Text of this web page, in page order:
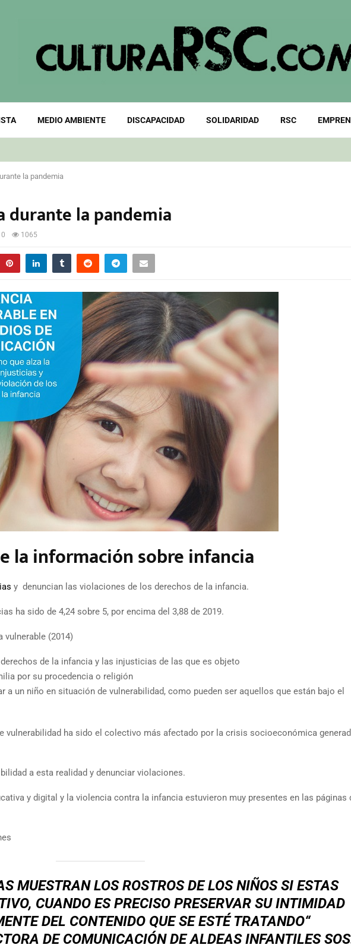
MEDIO AMBIENTE DISCAPACIDAD SOLIDARIDAD RSC
la pandemia
durante la pandemia
0 1065
la información sobre infancia
y denuncian las violaciones de los derechos de la infancia.
ha sido de 4,24 sobre 5, por encima del 3,88 de 2019.
(2014)
de la infancia y las injusticias de las que es objeto
por su procedencia o religión
a un niño en situación de vulnerabilidad, como pueden ser aquellos que están bajo el
vulnerabilidad ha sido el colectivo más afectado por la crisis socioeconómica
a esta realidad y denunciar violaciones.
y digital y la violencia contra la infancia estuvieron muy presentes en las páginas
MUESTRAN LOS ROSTROS DE LOS NIÑOS SI ESTAS
CUANDO ES PRECISO PRESERVAR SU INTIMIDAD
DEL CONTENIDO QUE SE ESTÉ TRATANDO“
DE COMUNICACIÓN DE ALDEAS INFANTILES